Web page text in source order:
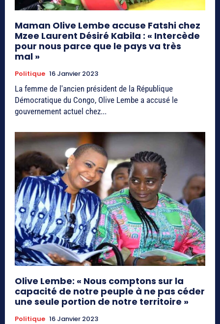
Maman Olive Lembe accuse Fatshi chez
Mzee Laurent Désiré Kabila : « Intercède
pour nous parce que le pays va très
mal »
Politique 16 Janvier 2023
La femme de l'ancien président de la République
Démocratique du Congo, Olive Lembe a accusé le
gouvernement actuel chez...
Olive Lembe: « Nous comptons sur la
capacité de notre peuple à ne pas céder
une seule portion de notre territoire »
Politique 16 Janvier 2023